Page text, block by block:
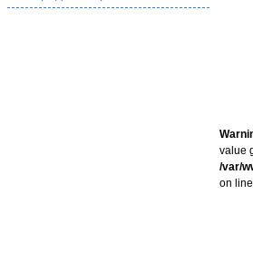
value
/var/
on line